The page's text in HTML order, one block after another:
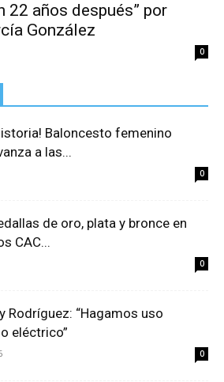
22 años después” por
González
0
Baloncesto femenino
a las...
0
de oro, plata y bronce en
CAC...
0
Rodríguez: “Hagamos uso
eléctrico”
0